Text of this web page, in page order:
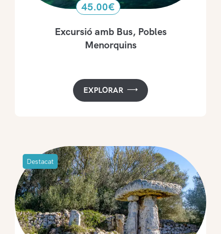
Excursió amb Bus, Pobles
Menorquins
45.00€
EXPLORAR
Destacat